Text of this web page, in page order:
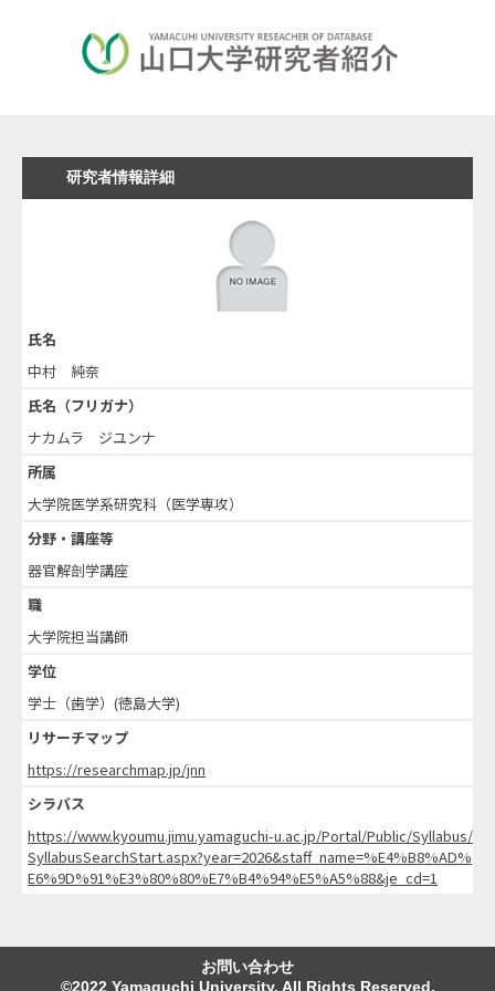
研究者情報詳細
氏名
中村 純奈
氏名（フリガナ）
ナカムラ ジユンナ
所属
大学院医学系研究科（医学専攻）
分野・講座等
器官解剖学講座
職
大学院担当講師
学位
学士（歯学）(徳島大学)
リサーチマップ
https://researchmap.jp/jnn
シラバス
https://www.kyoumu.jimu.yamaguchi-u.ac.jp/Portal/Public/Syllabus/
SyllabusSearchStart.aspx?year=2026&staff_name=%E4%B8%AD%
E6%9D%91%E3%80%80%E7%B4%94%E5%A5%88&je_cd=1
お問い合わせ
©2022 Yamaguchi University. All Rights Reserved.